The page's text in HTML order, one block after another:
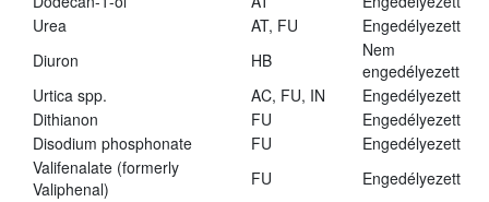
Urea
AT, FU
Engedélyezett
Diuron
HB
Nem
engedélyezett
Urtica spp.
AC, FU, IN
Engedélyezett
Dithianon
FU
Engedélyezett
Disodium phosphonate
FU
Engedélyezett
Valifenalate (formerly
Valiphenal)
FU Engedélyezett